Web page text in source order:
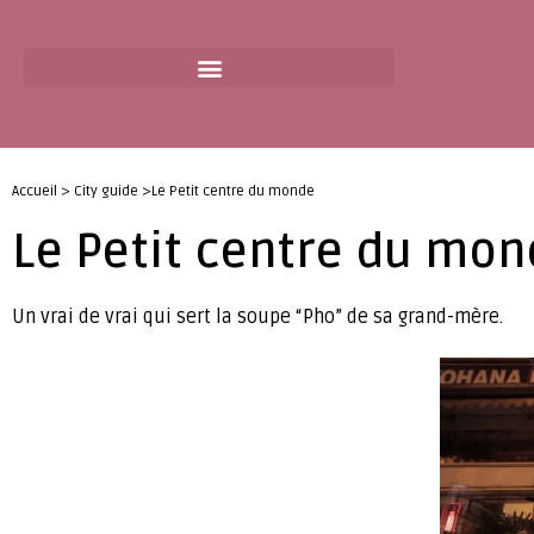
Accueil > City guide >Le Petit centre du monde
Le Petit centre du
Un vrai de vrai qui sert la soupe “Pho” de sa grand-mère.